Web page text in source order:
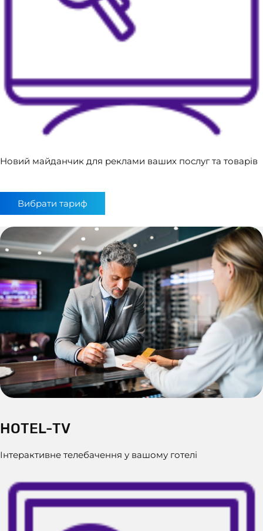
Новий майданчик для реклами ваших послуг та товарів
Вибрати тариф
HOTEL-TV
Інтерактивне телебачення у вашому готелі